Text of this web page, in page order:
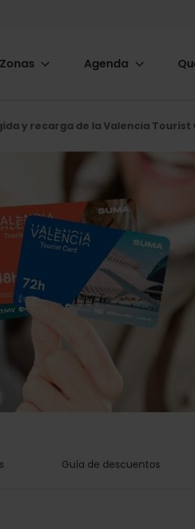
Zonas Agenda
y recarga de la Valencia Tourist
Guía de descuentos